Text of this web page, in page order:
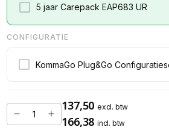
5 jaar Carepack EAP683 UR
CONFIGURATIE
KommaGo Plug&Go
137,50 excl. btw
166,38 incl. btw